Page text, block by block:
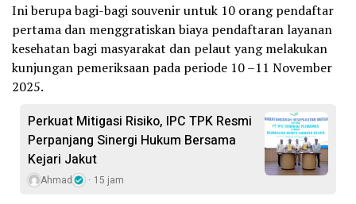
Ini berupa bagi-bagi souvenir untuk 10 orang pendaftar
pertama dan menggratiskan biaya pendaftaran layanan
kesehatan bagi masyarakat dan pelaut yang melakukan
kunjungan pemeriksaan pada periode 10 –11 November
2025.
Perkuat Mitigasi Risiko, IPC TPK Resmi
Perpanjang Sinergi Hukum Bersama
Kejari Jakut
Ahmad 15 jam